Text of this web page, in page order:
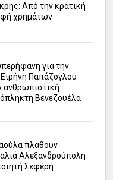
Από την κρατική
χρημάτων
για την
Παπάζογλου
ανθρωπιστική
Βενεζουέλα
πλάθουν
Αλεξανδρούπολη
Σεφέρη